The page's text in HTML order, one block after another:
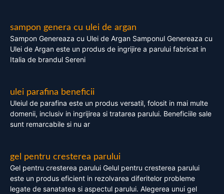
sampon genera cu ulei de argan
Sampon Genereaza cu Ulei de Argan Samponul Genereaza cu
Ulei de Argan este un produs de ingrijire a parului fabricat in
Italia de brandul Sereni
ulei parafina beneficii
Uleiul de parafina este un produs versatil, folosit in mai multe
domenii, inclusiv in ingrijirea si tratarea parului. Beneficiile sale
sunt remarcabile si nu ar
gel pentru cresterea parului
Gel pentru cresterea parului Gelul pentru cresterea parului
este un produs eficient in rezolvarea diferitelor probleme
legate de sanatatea si aspectul parului. Alegerea unui gel